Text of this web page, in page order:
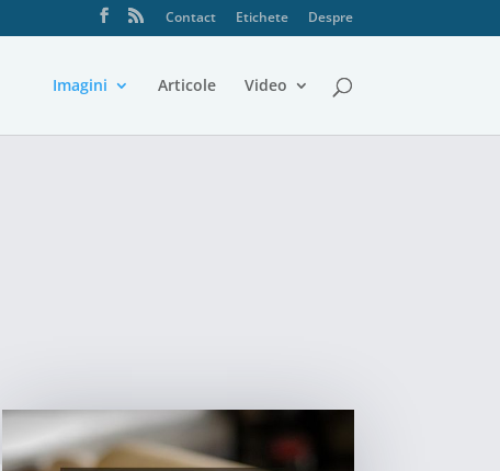
Contact Etichete Despre
Imagini Articole Video